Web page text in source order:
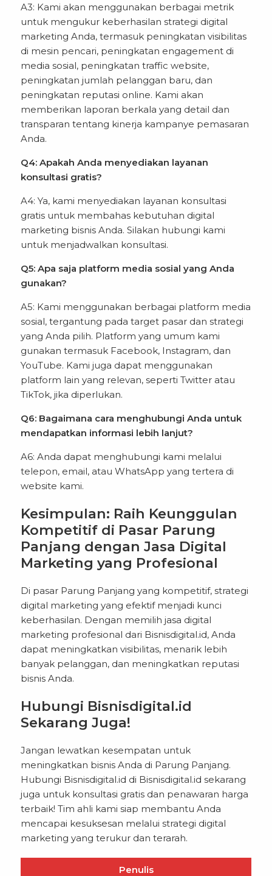
A3: Kami akan menggunakan berbagai metrik
untuk mengukur keberhasilan strategi digital
marketing Anda, termasuk peningkatan visibilitas
di mesin pencari, peningkatan engagement di
media sosial, peningkatan traffic website,
peningkatan jumlah pelanggan baru, dan
peningkatan reputasi online. Kami akan
memberikan laporan berkala yang detail dan
transparan tentang kinerja kampanye pemasaran
Anda.
Q4: Apakah Anda menyediakan layanan
konsultasi gratis?
A4: Ya, kami menyediakan layanan konsultasi
gratis untuk membahas kebutuhan digital
marketing bisnis Anda. Silakan hubungi kami
untuk menjadwalkan konsultasi.
Q5: Apa saja platform media sosial yang Anda
gunakan?
A5: Kami menggunakan berbagai platform media
sosial, tergantung pada target pasar dan strategi
yang Anda pilih. Platform yang umum kami
gunakan termasuk Facebook, Instagram, dan
YouTube. Kami juga dapat menggunakan
platform lain yang relevan, seperti Twitter atau
TikTok, jika diperlukan.
Q6: Bagaimana cara menghubungi Anda untuk
mendapatkan informasi lebih lanjut?
A6: Anda dapat menghubungi kami melalui
telepon, email, atau WhatsApp yang tertera di
website kami.
Kesimpulan: Raih Keunggulan
Kompetitif di Pasar Parung
Panjang dengan Jasa Digital
Marketing yang Profesional
Di pasar Parung Panjang yang kompetitif, strategi
digital marketing yang efektif menjadi kunci
keberhasilan. Dengan memilih jasa digital
marketing profesional dari Bisnisdigital.id, Anda
dapat meningkatkan visibilitas, menarik lebih
banyak pelanggan, dan meningkatkan reputasi
bisnis Anda.
Hubungi Bisnisdigital.id
Sekarang Juga!
Jangan lewatkan kesempatan untuk
meningkatkan bisnis Anda di Parung Panjang.
Hubungi Bisnisdigital.id di Bisnisdigital.id sekarang
juga untuk konsultasi gratis dan penawaran harga
terbaik! Tim ahli kami siap membantu Anda
mencapai kesuksesan melalui strategi digital
marketing yang terukur dan terarah.
Penulis